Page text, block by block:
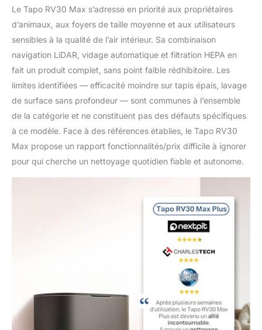
Le Tapo RV30 Max s’adresse en priorité aux propriétaires
d’animaux, aux foyers de taille moyenne et aux utilisateurs
sensibles à la qualité de l’air intérieur. Sa combinaison
navigation LiDAR, vidage automatique et filtration HEPA en
fait un produit complet, sans point faible rédhibitoire. Les
limites identifiées — efficacité moindre sur tapis épais, lavage
de surface sans profondeur — sont communes à l’ensemble
de la catégorie et ne constituent pas des défauts spécifiques
à ce modèle. Face à des références établies, le Tapo RV30
Max propose un rapport fonctionnalités/prix difficile à ignorer
pour qui cherche un nettoyage quotidien fiable et autonome.